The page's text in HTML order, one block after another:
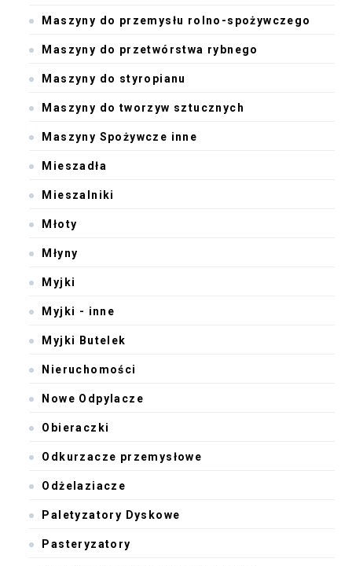
Maszyny do przemysłu rolno-spożywczego
Maszyny do przetwórstwa rybnego
Maszyny do styropianu
Maszyny do tworzyw sztucznych
Maszyny Spożywcze inne
Mieszadła
Mieszalniki
Młoty
Młyny
Myjki
Myjki - inne
Myjki Butelek
Nieruchomości
Nowe Odpylacze
Obieraczki
Odkurzacze przemysłowe
Odżelaziacze
Paletyzatory Dyskowe
Pasteryzatory